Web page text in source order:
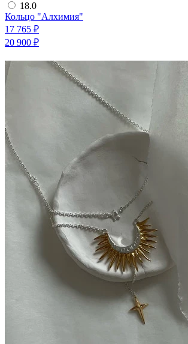
18.0
Кольцо "Алхимия"
17 765 ₽
20 900 ₽